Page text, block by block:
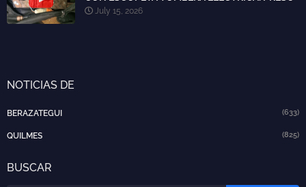
July 15, 2026
NOTICIAS DE
BERAZATEGUI (633)
QUILMES (825)
BUSCAR